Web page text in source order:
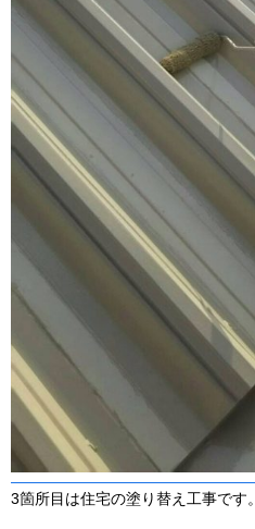
3箇所目は住宅の塗り替え工事です。